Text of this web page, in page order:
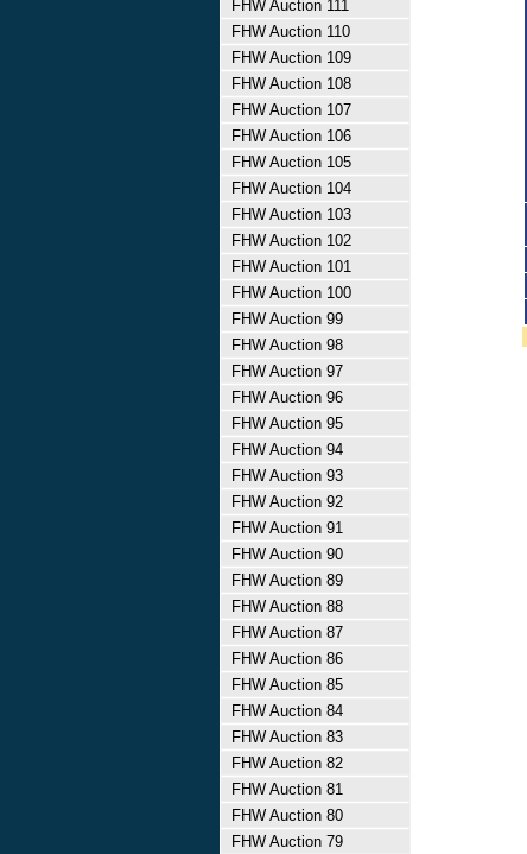
FHW Auction 111
FHW Auction 110
FHW Auction 109
FHW Auction 108
FHW Auction 107
FHW Auction 106
FHW Auction 105
FHW Auction 104
FHW Auction 103
FHW Auction 102
FHW Auction 101
FHW Auction 100
FHW Auction 99
FHW Auction 98
FHW Auction 97
FHW Auction 96
FHW Auction 95
FHW Auction 94
FHW Auction 93
FHW Auction 92
FHW Auction 91
FHW Auction 90
FHW Auction 89
FHW Auction 88
FHW Auction 87
FHW Auction 86
FHW Auction 85
FHW Auction 84
FHW Auction 83
FHW Auction 82
FHW Auction 81
FHW Auction 80
FHW Auction 79